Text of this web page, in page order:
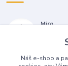
Miro
(Po-Pia,
Náš e-shop a